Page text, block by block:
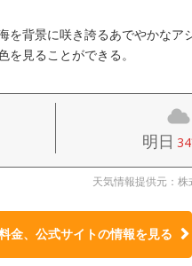
を背景に咲き誇るあでやかなア
を見ることができる。
明日
天気情報提供元：
金、公式サイトの情報を見る